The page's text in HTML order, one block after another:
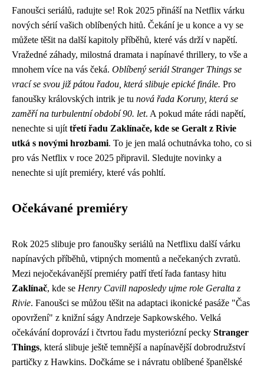
Fanoušci seriálů, radujte se! Rok 2025 přináší na Netflix várku
nových sérií vašich oblíbených hitů. Čekání je u konce a vy se
můžete těšit na další kapitoly příběhů, které vás drží v napětí.
Vražedné záhady, milostná dramata i napínavé thrillery, to vše a
mnohem více na vás čeká. Oblíbený seriál Stranger Things se
vrací se svou již pátou řadou, která slibuje epické finále. Pro
fanoušky královských intrik je tu nová řada Koruny, která se
zaměří na turbulentní období 90. let. A pokud máte rádi napětí,
nenechte si ujít třetí řadu Zaklínače, kde se Geralt z Rivie
utká s novými hrozbami. To je jen malá ochutnávka toho, co si
pro vás Netflix v roce 2025 připravil. Sledujte novinky a
nenechte si ujít premiéry, které vás pohltí.
Očekávané premiéry
Rok 2025 slibuje pro fanoušky seriálů na Netflixu další várku
napínavých příběhů, vtipných momentů a nečekaných zvratů.
Mezi nejočekávanější premiéry patří třetí řada fantasy hitu
Zaklínač, kde se Henry Cavill naposledy ujme role Geralta z
Rivie. Fanoušci se můžou těšit na adaptaci ikonické pasáže "Čas
opovržení" z knižní ságy Andrzeje Sapkowského. Velká
očekávání doprovází i čtvrtou řadu mysteriózní pecky Stranger
Things, která slibuje ještě temnější a napínavější dobrodružství
partičky z Hawkins. Dočkáme se i návratu oblíbené španělské